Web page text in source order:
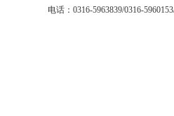
电话：0316-5963839/0316-